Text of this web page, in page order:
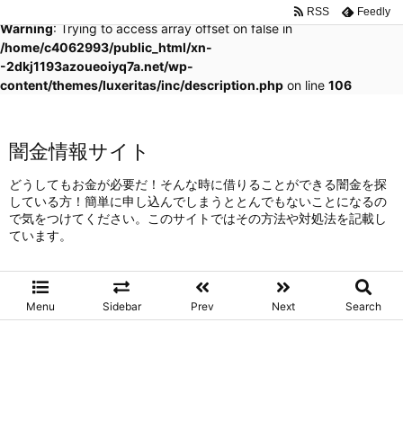
Warning: Trying to access array offset on false in
/home/c4062993/public_html/xn-
-2dkj1193azoueoiyq7a.net/wp-
content/themes/luxeritas/inc/description.php on line 106
闇金情報サイト
どうしてもお金が必要だ！そんな時に借りることができる闇金を探
している方！簡単に申し込んでしまうととんでもないことになるの
で気をつけてください。このサイトではその方法や対処法を記載し
ています。
Menu Sidebar Prev Next Search
RSS Feedly